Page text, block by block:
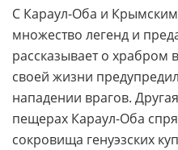
С Караул-Оба и
множество легенд и
рассказывает о храбром
своей жизни
нападении врагов.
пещерах Караул-Оба
сокровища генуэзских